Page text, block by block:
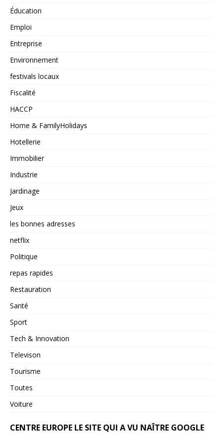
Éducation
Emploi
Entreprise
Environnement
festivals locaux
Fiscalité
HACCP
Home & FamilyHolidays
Hotellerie
Immobilier
Industrie
Jardinage
Jeux
les bonnes adresses
netflix
Politique
repas rapides
Restauration
Santé
Sport
Tech & Innovation
Televison
Tourisme
Toutes
Voiture
CENTRE EUROPE LE SITE QUI A VU NAÎTRE GOOGLE